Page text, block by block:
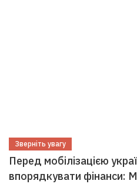
Зверніть увагу
Перед мобілізацією
впорядкувати фінанси: